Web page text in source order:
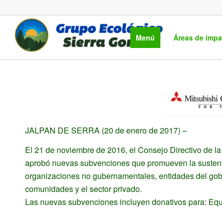
Menú Áreas de
JALPAN DE SERRA (20 de enero de 2017) –
El 21 de noviembre de 2016, el Consejo Directivo de
aprobó nuevas subvenciones que promueven la
organizaciones no gubernamentales, entidades del
comunidades y el sector privado.
Las nuevas subvenciones incluyen donativos para: